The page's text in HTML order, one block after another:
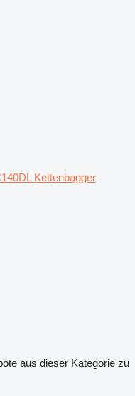
Kettenbagger
aus dieser Kategorie zu